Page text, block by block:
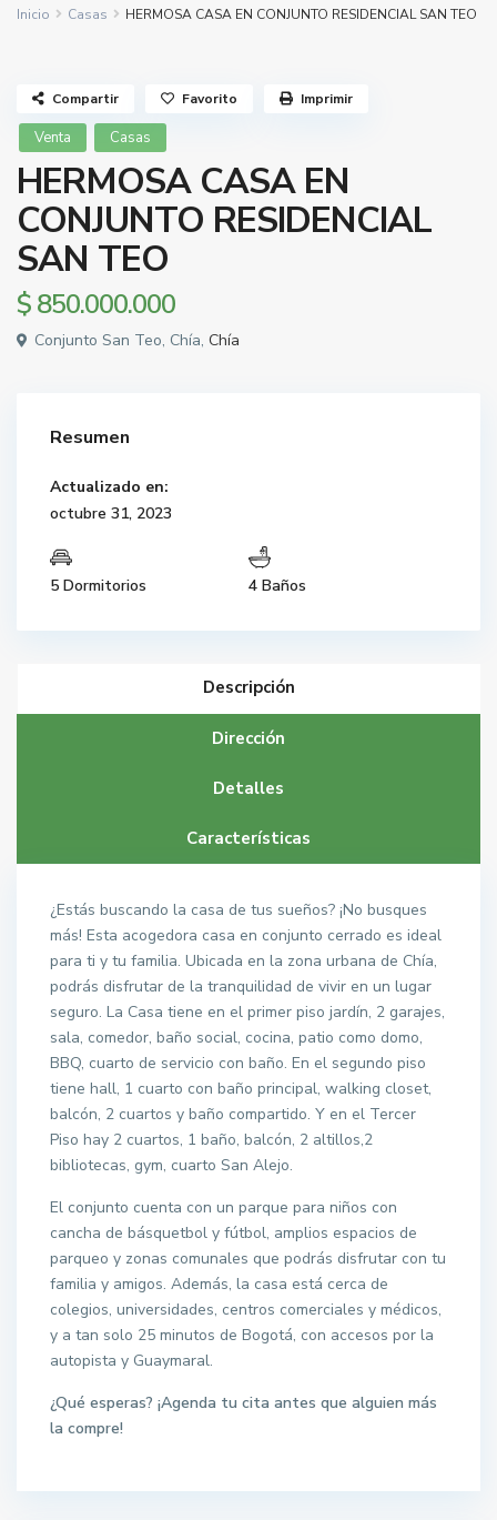
Inicio Casas HERMOSA CASA EN CONJUNTO RESIDENCIAL SAN TEO
Venta Casas
HERMOSA CASA EN
CONJUNTO RESIDENCIAL
SAN TEO
$ 850.000.000
Conjunto San Teo, Chía, Chía
Compartir Favorito Imprimir
Resumen
Actualizado en:
octubre 31, 2023
5 Dormitorios 4 Baños
Descripción
Dirección
Detalles
Características
¿Estás buscando la casa de tus sueños? ¡No busques
más! Esta acogedora casa en conjunto cerrado es ideal
para ti y tu familia. Ubicada en la zona urbana de Chía,
podrás disfrutar de la tranquilidad de vivir en un lugar
seguro. La Casa tiene en el primer piso jardín, 2 garajes,
sala, comedor, baño social, cocina, patio como domo,
BBQ, cuarto de servicio con baño. En el segundo piso
tiene hall, 1 cuarto con baño principal, walking closet,
balcón, 2 cuartos y baño compartido. Y en el Tercer
Piso hay 2 cuartos, 1 baño, balcón, 2 altillos,2
bibliotecas, gym, cuarto San Alejo.
El conjunto cuenta con un parque para niños con
cancha de básquetbol y fútbol, amplios espacios de
parqueo y zonas comunales que podrás disfrutar con tu
familia y amigos. Además, la casa está cerca de
colegios, universidades, centros comerciales y médicos,
y a tan solo 25 minutos de Bogotá, con accesos por la
autopista y Guaymaral.
¿Qué esperas? ¡Agenda tu cita antes que alguien más
la compre!